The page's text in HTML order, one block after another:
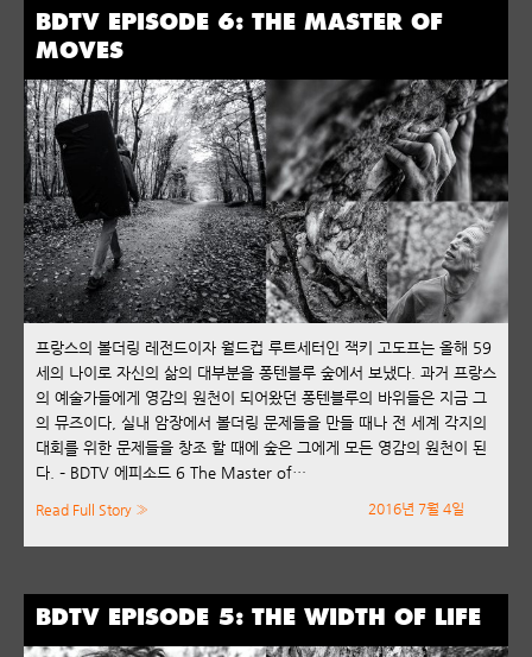
BDTV EPISODE 6: THE MASTER OF
MOVES
프랑스의 볼더링 레전드이자 월드컵 루트세터인 잭키 고도프는 올해 59
세의 나이로 자신의 삶의 대부분을 퐁텐블루 숲에서 보냈다. 과거 프랑스
의 예술가들에게 영감의 원천이 되어왔던 퐁텐블루의 바위들은 지금 그
의 뮤즈이다, 실내 암장에서 볼더링 문제들을 만들 때나 전 세계 각지의
대회를 위한 문제들을 창조 할 때에 숲은 그에게 모든 영감의 원천이 된
다. – BDTV 에피소드 6 The Master of…
2016년 7월 4일
Read Full Story »
BDTV EPISODE 5: THE WIDTH OF LIFE